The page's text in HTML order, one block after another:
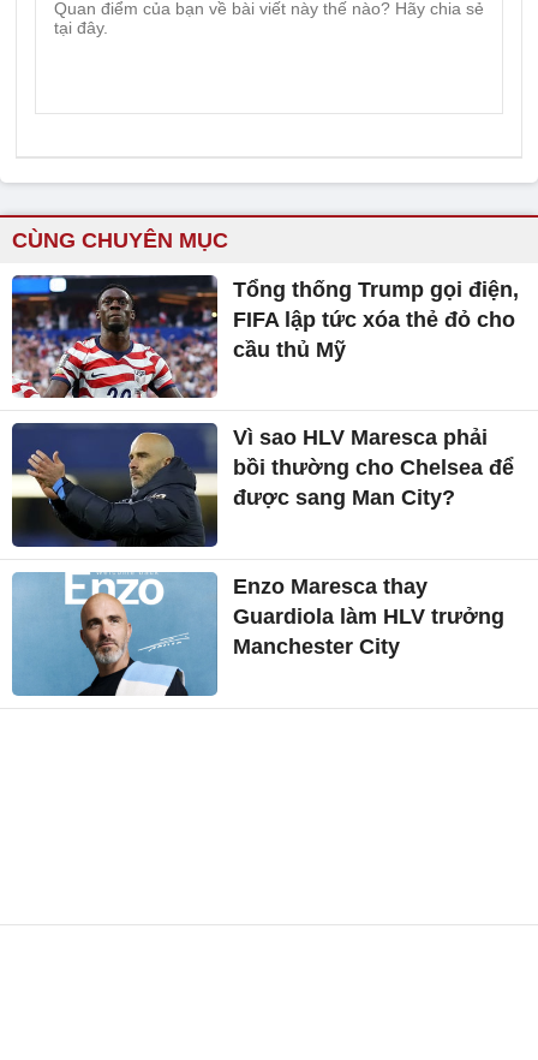
CÙNG CHUYÊN MỤC
Tổng thống Trump gọi điện,
FIFA lập tức xóa thẻ đỏ cho
cầu thủ Mỹ
Vì sao HLV Maresca phải
bồi thường cho Chelsea để
được sang Man City?
Enzo Maresca thay
Guardiola làm HLV trưởng
Manchester City